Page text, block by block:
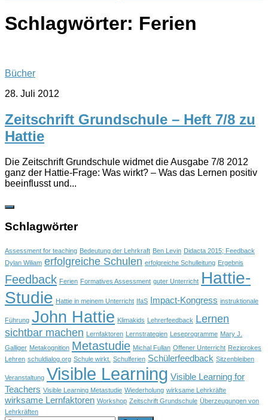
Schlagwörter: Ferien
Bücher
28. Juli 2012
Zeitschrift Grundschule – Heft 7/8 zu
Hattie
Die Zeitschrift Grundschule widmet die Ausgabe 7/8 2012
ganz der Hattie-Frage: Was wirkt? – Was das Lernen positiv
beeinflusst und...
Schlagwörter
Assessment for teaching Bedeutung der Lehrkraft Ben Levin Didacta 2015; Feedback
Dylan Wiliam erfolgreiche Schulen erfolgreiche Schulleitung Ergebnis
Feedback Ferien Formatives Assessment guter Unterricht Hattie-
Studie Hattie in meinem Unterricht IfaS Impact-Kongress instruktionale
Führung John Hattie Klimakids Lehrerfeedback Lernen
sichtbar machen Lernfaktoren Lernstrategien Leseprogramme Mary J.
Galliger Metakognition Metastudie Michal Fullan Offener Unterricht Reziprokes
Lehren schuldialog.org Schule wirkt. Schulferien Schülerfeedback Sitzenbleiben
Veranstaltung Visible Learning Visible Learning for
Teachers Visible Learning Metastudie Wiederholung wirksame Lehrkräfte
wirksame Lernfaktoren Workshop Zeitschrift Grundschule Überzeugungen von
Lehrkräften